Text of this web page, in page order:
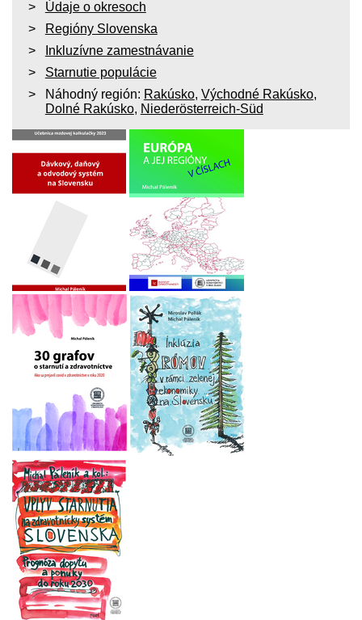
Údaje o okresoch
Regióny Slovenska
Inkluzívne zamestnávanie
Starnutie populácie
Náhodný región: Rakúsko, Východné Rakúsko,
Dolné Rakúsko, Niederösterreich-Süd